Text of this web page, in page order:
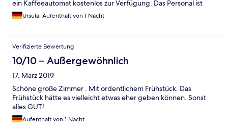
ein Kaffeeautomat kostenlos zur Verfügung. Das Personal ist
sehr freundlich und aufmerksam.
Ursula, Aufenthalt von 1 Nacht
Verifizierte Bewertung
10/10 – Außergewöhnlich
17. März 2019
Schöne große Zimmer . Mit ordentlichem Frühstück. Das
Frühstück hätte es vielleicht etwas eher geben können. Sonst
alles GUT!
Aufenthalt von 1 Nacht